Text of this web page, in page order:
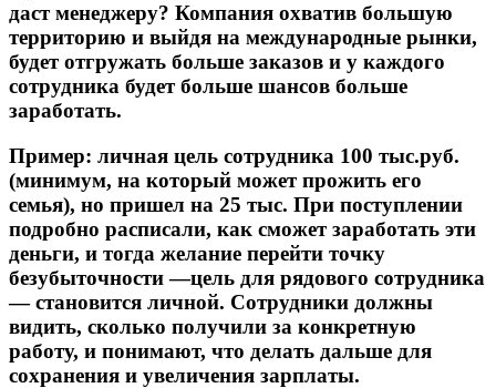
даст менеджеру? Компания охватив большую
территорию и выйдя на международные рынки,
будет отгружать больше заказов и у каждого
сотрудника будет больше шансов больше
заработать.
Пример: личная цель сотрудника 100 тыс.руб.
(минимум, на который может прожить его
семья), но пришел на 25 тыс. При поступлении
подробно расписали, как сможет заработать эти
деньги, и тогда желание перейти точку
безубыточности —цель для рядового сотрудника
— становится личной. Сотрудники должны
видить, сколько получили за конкретную
работу, и понимают, что делать дальше для
сохранения и увеличения зарплаты.